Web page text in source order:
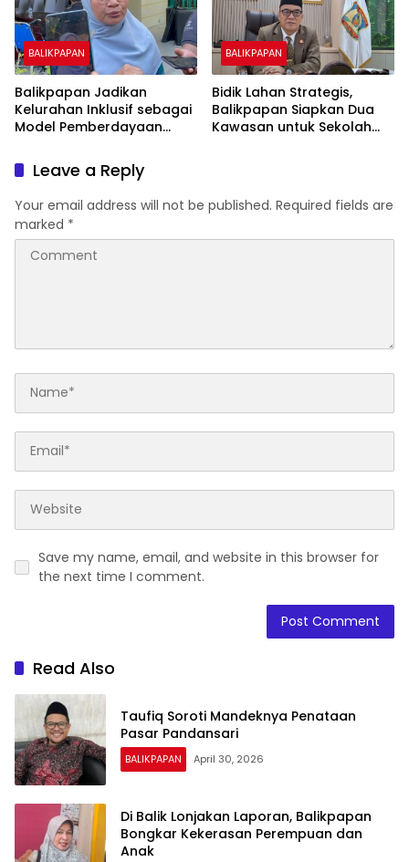
BALIKPAPAN
Balikpapan Jadikan
Kelurahan Inklusif sebagai
Model Pemberdayaan
BALIKPAPAN
Bidik Lahan Strategis,
Balikpapan Siapkan Dua
Kawasan untuk Sekolah
Leave a Reply
Your email address will not be published. Required fields are
marked *
Save my name, email, and website in this browser for
the next time I comment.
Read Also
Taufiq Soroti Mandeknya Penataan
Pasar Pandansari
BALIKPAPAN April 30, 2026
Di Balik Lonjakan Laporan, Balikpapan
Bongkar Kekerasan Perempuan dan
Anak